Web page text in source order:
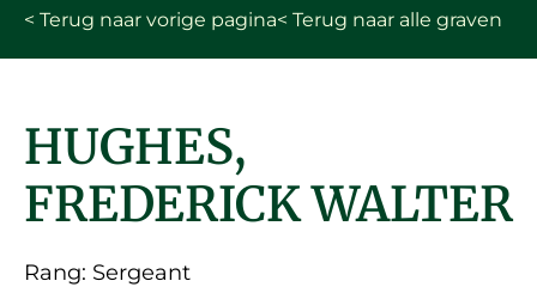
< Terug naar vorige pagina< Terug naar alle graven
HUGHES,
FREDERICK WALTER
Rang: Sergeant